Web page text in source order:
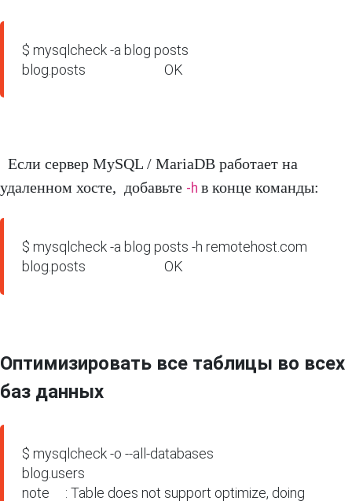
$ mysqlcheck -a blog posts
blog.posts                         OK
Если сервер MySQL / MariaDB работает на
удаленном хосте, добавьте -h в конце команды:
$ mysqlcheck -a blog posts -h remotehost.com
blog.posts                         OK
Оптимизировать все таблицы во всех
баз данных
$ mysqlcheck -o --all-databases
blog.users
note     : Table does not support optimize, doing